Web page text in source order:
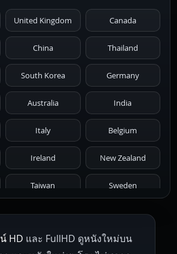
1984 1983 1982
1979 1978 1977
1974 1973 1972
1969 1968 1967
1964 1963 1962
1955
1941 1940 1939
United Kingdom Canada
China Thailand
South Korea Germany
Australia India
Italy Belgium
Ireland New Zealand
Taiwan Sweden
Russia Poland
Denmark Bulgaria
HD และ FullHD ดูหนังใหม่บน